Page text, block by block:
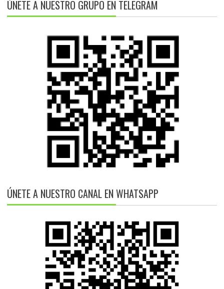
ÚNETE A NUESTRO GRUPO EN TELEGRAM
ÚNETE A NUESTRO CANAL EN WHATSAPP